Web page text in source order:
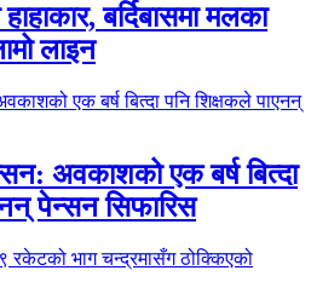
बर्दिबासमा मलका
लाइन
अवकाशको एक बर्ष बित्दा
पेन्सन सिफारिस